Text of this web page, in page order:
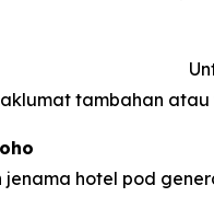
tambahan
jenama hotel pod